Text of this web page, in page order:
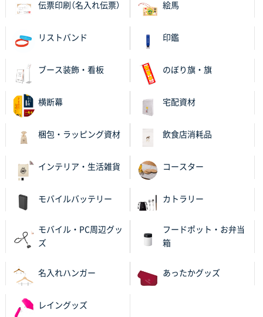
昨年利用した時に、納期と金額面でかなり業者さんを
比較して決めさせていただきました。 昨年注文分も、
納期がギリギリだったにも関わらず、丁寧に対応して
対応を頂いており助かっております。
レギュラーのぼり（W600mm×H1800mm）
紹介されたから
大分県Y社様
不織布スクエアトート(A4サイズ)
2025年10月28日 17:10
岡山県K社様
ワンポイントポリ袋 A4サイズ
サイトが見やすい
東京都N社様
伝票印刷（名入れ伝票） 絵馬
リストバンド 印鑑
ブース装飾・看板 のぼり旗・旗
横断幕 宅配資材
梱包・ラッピング資材 飲食店消耗品
インテリア・生活雑貨 コースター
モバイルバッテリー カトラリー
モバイル・PC周辺グッ
ズ
フードポット・お弁当
箱
名入れハンガー あったかグッズ
レイングッズ